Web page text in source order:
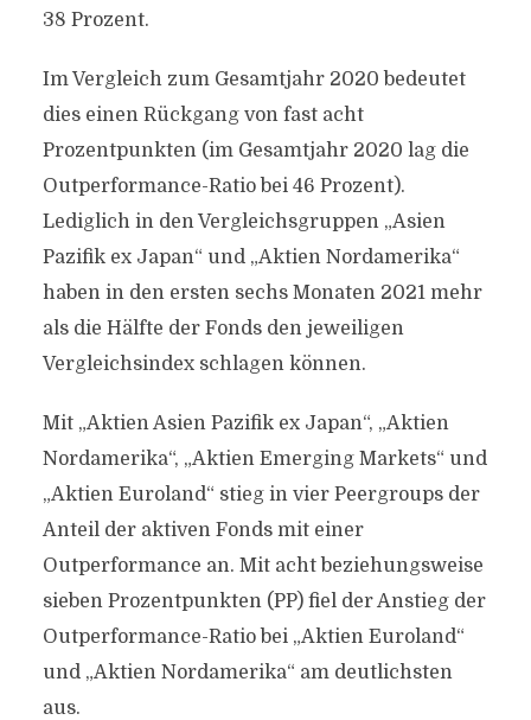
38 Prozent.
Im Vergleich zum Gesamtjahr 2020 bedeutet
dies einen Rückgang von fast acht
Prozentpunkten (im Gesamtjahr 2020 lag die
Outperformance-Ratio bei 46 Prozent).
Lediglich in den Vergleichsgruppen „Asien
Pazifik ex Japan“ und „Aktien Nordamerika“
haben in den ersten sechs Monaten 2021 mehr
als die Hälfte der Fonds den jeweiligen
Vergleichsindex schlagen können.
Mit „Aktien Asien Pazifik ex Japan“, „Aktien
Nordamerika“, „Aktien Emerging Markets“ und
„Aktien Euroland“ stieg in vier Peergroups der
Anteil der aktiven Fonds mit einer
Outperformance an. Mit acht beziehungsweise
sieben Prozentpunkten (PP) fiel der Anstieg der
Outperformance-Ratio bei „Aktien Euroland“
und „Aktien Nordamerika“ am deutlichsten
aus.